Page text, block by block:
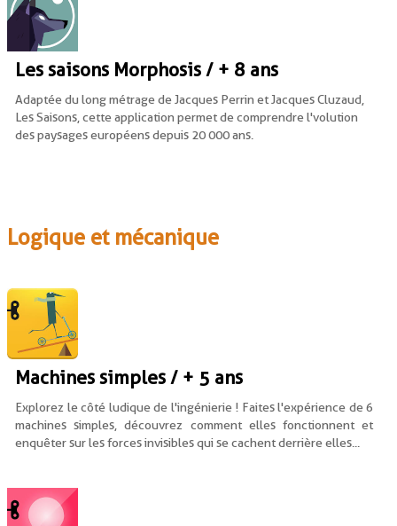
Les saisons Morphosis / + 8 ans
Adaptée du long métrage de Jacques Perrin et Jacques Cluzaud,
Les Saisons, cette application permet de comprendre l'volution
des paysages européens depuis 20 000 ans.
Logique et mécanique
Machines simples / + 5 ans
Explorez le côté ludique de l'ingénierie ! Faites l'expérience de 6
machines simples, découvrez comment elles fonctionnent et
enquêter sur les forces invisibles qui se cachent derrière elles...